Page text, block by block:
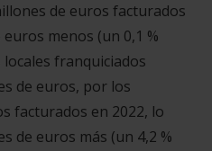
de euros facturados
menos (un 0,1 %
franquiciados
de euros, por los
facturados en 2022, lo
de euros más (un 4,2 %